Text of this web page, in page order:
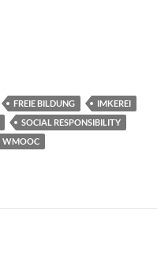
FREIE BILDUNG
IMKEREI
SOCIAL RESPONSIBILITY
WMOOC